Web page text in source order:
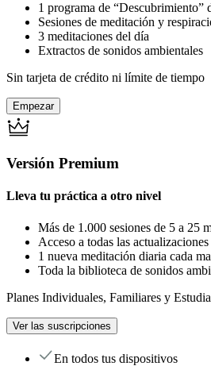
1 programa de “Descubrimiento”
Sesiones de meditación y
3 meditaciones del día
Extractos de sonidos ambientales
Sin tarjeta de crédito ni límite de tiempo
Empezar
Versión Premium
Lleva tu práctica a otro nivel
Más de 1.000 sesiones de 5 a 25
Acceso a todas las actualizaciones
1 nueva meditación diaria cada
Toda la biblioteca de sonidos
Planes Individuales, Familiares y
Ver las suscripciones
En todos tus dispositivos